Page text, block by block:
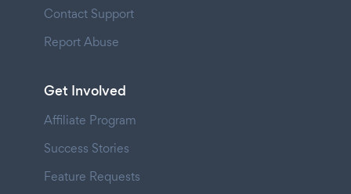
Contact Support
Report Abuse
Get Involved
Affiliate Program
Success Stories
Feature Requests